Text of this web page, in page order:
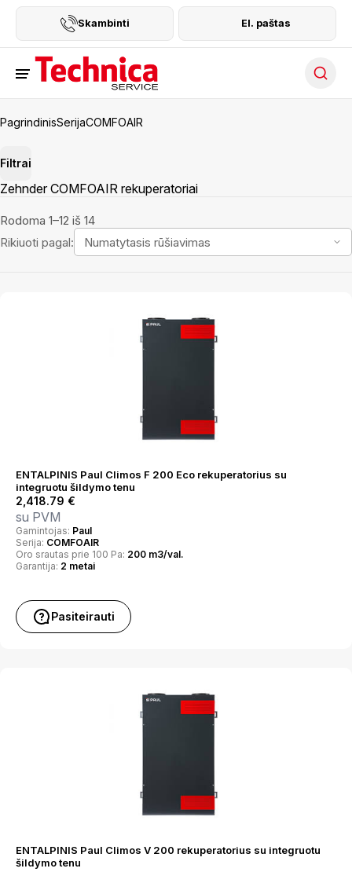
Skambinti El. paštas
PagrindinisSerijaCOMFOAIR
Filtrai
Zehnder COMFOAIR rekuperatoriai
Rodoma 1–12 iš 14
Rikiuoti pagal:
ENTALPINIS Paul Climos F 200 Eco rekuperatorius su
integruotu šildymo tenu
2,418.79 €
su PVM
Gamintojas: Paul
Serija: COMFOAIR
Oro srautas prie 100 Pa: 200 m3/val.
Garantija: 2 metai
Pasiteirauti
ENTALPINIS Paul Climos V 200 rekuperatorius su integruotu
šildymo tenu